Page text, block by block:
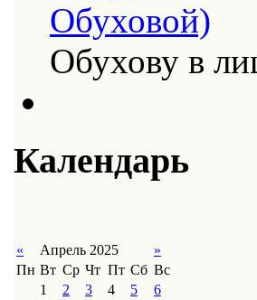
Обухову в
Календарь
« Апрель 2025
»
Пн Вт Ср Чт Пт Сб Вс
1
2 3 4 5
6